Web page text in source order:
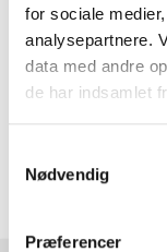
for sociale
analysepartnere.
data med andre
de har indsamlet
Nødvendig
Præferencer
TILFØJ TIL
7varer